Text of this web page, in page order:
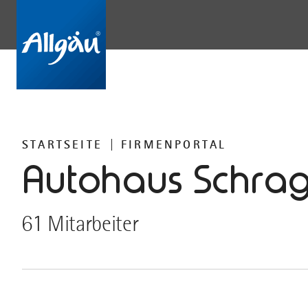
STARTSEITE FIRMENPORTAL
Autohaus
61 Mitarbeiter